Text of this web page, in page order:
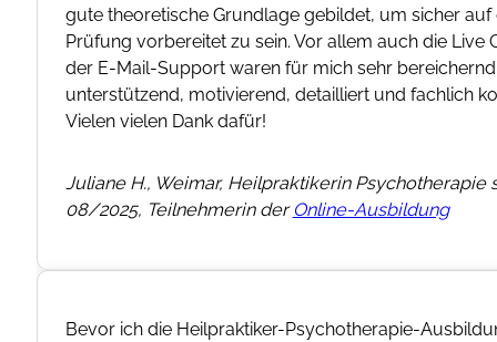
gute theoretische Grundlage gebildet, um sicher auf
Prüfung vorbereitet zu sein. Vor allem auch die Live
der E-Mail-Support waren für mich sehr
unterstützend, motivierend, detailliert und fachlich
Vielen vielen Dank dafür!
Juliane H., Weimar, Heilpraktikerin Psychotherapie
08/2025, Teilnehmerin der Online-Ausbildung
Bevor ich die Heilpraktiker-Psychotherapie-